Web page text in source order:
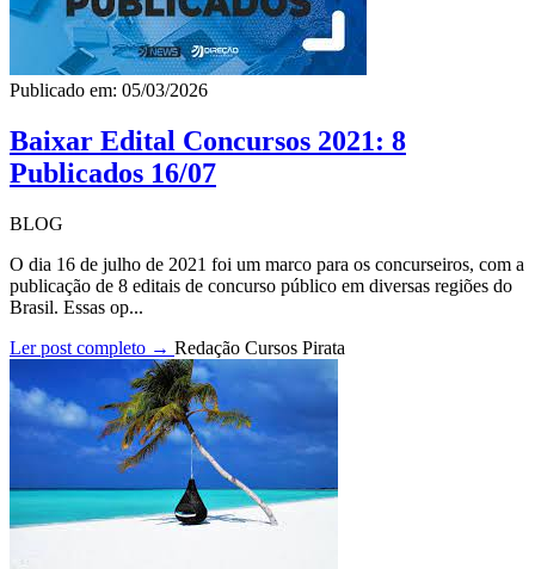
Publicado em: 05/03/2026
Baixar Edital Concursos 2021: 8
Publicados 16/07
BLOG
O dia 16 de julho de 2021 foi um marco para os concurseiros, com a
publicação de 8 editais de concurso público em diversas regiões do
Brasil. Essas op...
Ler post completo → Redação Cursos Pirata